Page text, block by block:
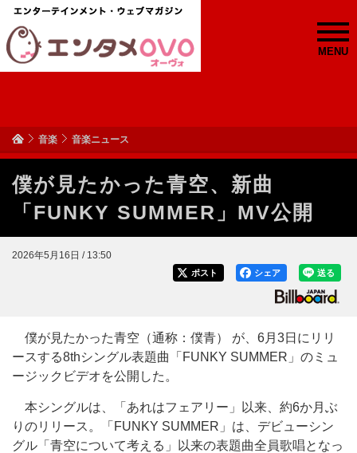
MENU
音楽 音楽ニュース
僕が見たかった青空、新曲
「FUNKY SUMMER」MV公開
2026年5月16日 / 13:50
送る
シェア
ポスト
僕が見たかった青空（通称：僕青） が、6月3日にリリ
ースする8thシングル表題曲「FUNKY SUMMER」のミュ
ージックビデオを公開した。
本シングルは、「あれはフェアリー」以来、約6か月ぶ
りのリリース。「FUNKY SUMMER」は、デビューシン
グル「青空について考える」以来の表題曲全員歌唱となっ